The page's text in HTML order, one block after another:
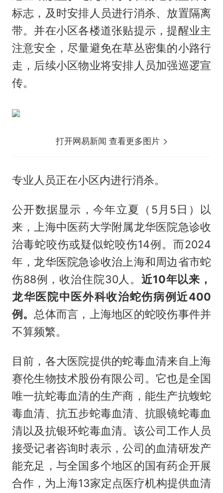
标志，及时安排人员进行消杀、放置隔离
带。并在小区各楼道张贴提示，提醒业主
注意安全，尽量避免在草丛密集的小路行
走，后续小区物业将安排人员加强巡逻宣
传。
打开网易新闻 查看更多图片
专业人员正在小区内进行消杀。
公开数据显示，今年立夏（5月5日）以
来，上海中医药大学附属龙华医院急诊收
治毒蛇咬伤或疑似蛇咬伤14例。而2024
年，龙华医院急诊收治上海和周边省市蛇
伤88例，收治住院30人。 近10年以来，
龙华医院中医外科收治蛇伤病例近400
例。 总体而言，上海地区的蛇咬伤事件并
不算频繁。
目前，各大医院提供的蛇毒血清来自上海
赛伦生物技术股份有限公司。它也是全国
唯一抗蛇毒血清的生产商，能生产抗蝮蛇
毒血清、抗五步蛇毒血清、抗眼镜蛇毒血
清以及抗银环蛇毒血清。该公司工作人员
接受记者咨询时表示，公司的血清研发产
能充足，与全国多个地区的国有药企开展
合作，为上海13家定点医疗机构提供血清